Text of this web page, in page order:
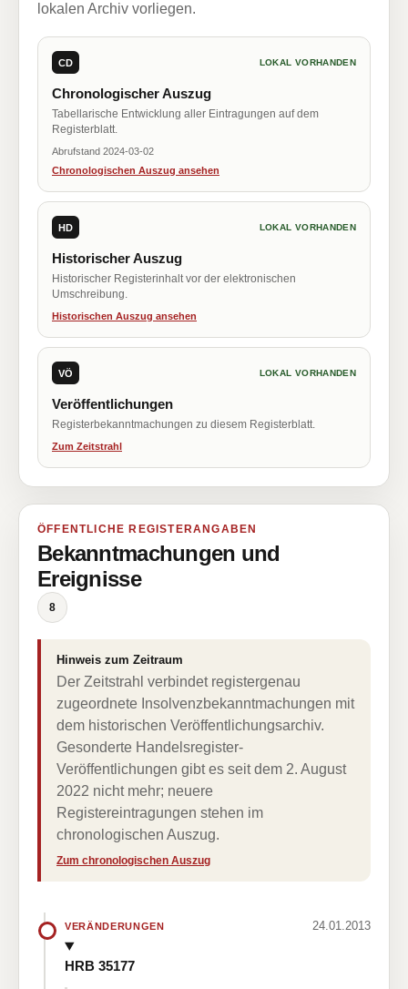
lokalen Archiv vorliegen.
CD LOKAL VORHANDEN
Chronologischer Auszug
Tabellarische Entwicklung aller Eintragungen auf dem
Registerblatt.
Abrufstand 2024-03-02
Chronologischen Auszug ansehen
HD LOKAL VORHANDEN
Historischer Auszug
Historischer Registerinhalt vor der elektronischen
Umschreibung.
Historischen Auszug ansehen
VÖ LOKAL VORHANDEN
Veröffentlichungen
Registerbekanntmachungen zu diesem Registerblatt.
Zum Zeitstrahl
ÖFFENTLICHE REGISTERANGABEN
Bekanntmachungen und
Ereignisse
8
Hinweis zum Zeitraum
Der Zeitstrahl verbindet registergenau
zugeordnete Insolvenzbekanntmachungen mit
dem historischen Veröffentlichungsarchiv.
Gesonderte Handelsregister-
Veröffentlichungen gibt es seit dem 2. August
2022 nicht mehr; neuere
Registereintragungen stehen im
chronologischen Auszug.
Zum chronologischen Auszug
VERÄNDERUNGEN 24.01.2013
HRB 35177